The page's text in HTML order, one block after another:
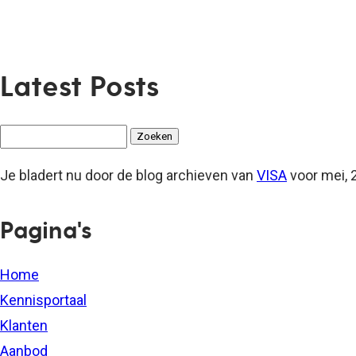
Latest Posts
Je bladert nu door de blog archieven van VISAvoor mei,
Pagina's
Home
Kennisportaal
Klanten
Aanbod